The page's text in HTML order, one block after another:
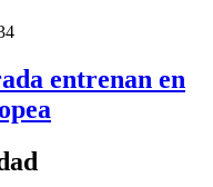
entrenan en